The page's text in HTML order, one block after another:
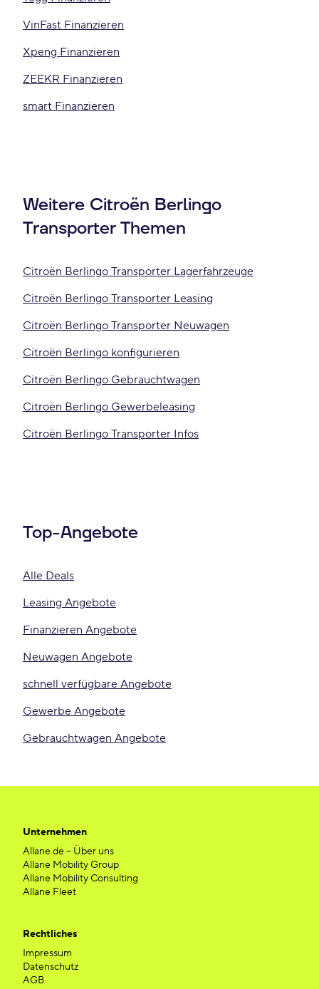
VinFast Finanzieren
Xpeng Finanzieren
ZEEKR Finanzieren
smart Finanzieren
Weitere Citroën Berlingo
Transporter Themen
Citroën Berlingo Transporter Lagerfahrzeuge
Citroën Berlingo Transporter Leasing
Citroën Berlingo Transporter Neuwagen
Citroën Berlingo konfigurieren
Citroën Berlingo Gebrauchtwagen
Citroën Berlingo Gewerbeleasing
Citroën Berlingo Transporter Infos
Top-Angebote
Alle Deals
Leasing Angebote
Finanzieren Angebote
Neuwagen Angebote
schnell verfügbare Angebote
Gewerbe Angebote
Gebrauchtwagen Angebote
Unternehmen
Allane.de – Über uns
Allane Mobility Group
Allane Mobility Consulting
Allane Fleet
Rechtliches
Impressum
Datenschutz
AGB